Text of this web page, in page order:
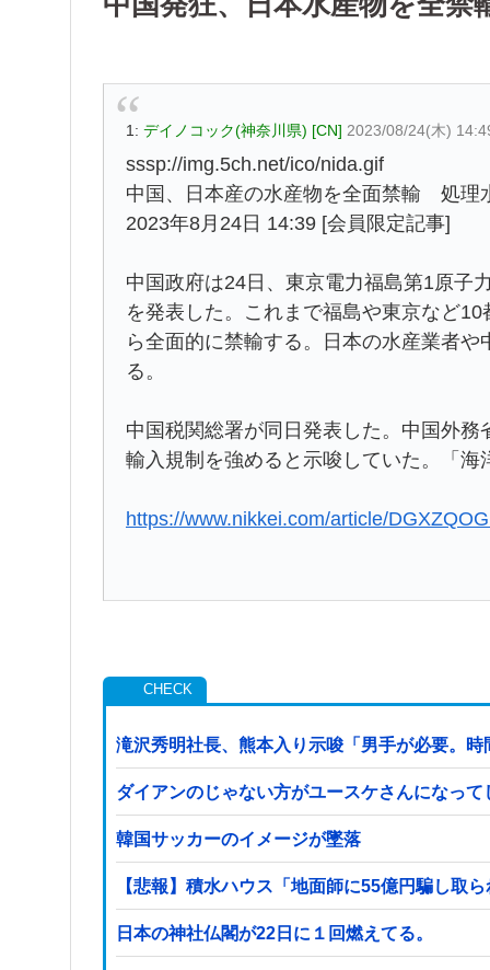
1: デイノコック(神奈川県) [CN] 2023/08/24(木)
sssp://img.5ch.net/ico/nida.gif
中国、日本産の水産物を全面禁輸 処理
2023年8月24日 14:39 [会員限定記事]
中国政府は24日、東京電力福島第1原子
を発表した。これまで福島や東京など
ら全面的に禁輸する。日本の水産業者
る。
中国税関総署が同日発表した。中国外
輸入規制を強めると示唆していた。「
https://www.nikkei.com/article/
滝沢秀明社長、熊本入り示唆「男手が必要。
ダイアンのじゃない方がユースケさんになっ
韓国サッカーのイメージが墜落
【悲報】積水ハウス「地面師に55億円騙し
日本の神社仏閣が22日に１回燃えてる。